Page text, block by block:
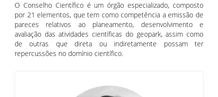
O Conselho Científico é um órgão especializado, composto
por 21 elementos, que tem como competência a emissão de
pareces relativos ao planeamento, desenvolvimento e
avaliação das atividades científicas do geopark, assim como
de outras que direta ou indiretamente possam ter
repercussões no domínio científico.